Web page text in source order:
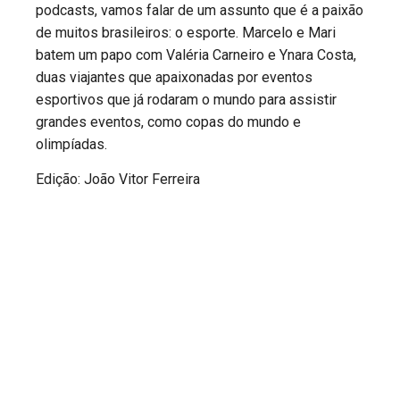
podcasts, vamos falar de um assunto que é a paixão
de muitos brasileiros: o esporte. Marcelo e Mari
batem um papo com Valéria Carneiro e Ynara Costa,
duas viajantes que apaixonadas por eventos
esportivos que já rodaram o mundo para assistir
grandes eventos, como copas do mundo e
olimpíadas.
Edição: João Vitor Ferreira